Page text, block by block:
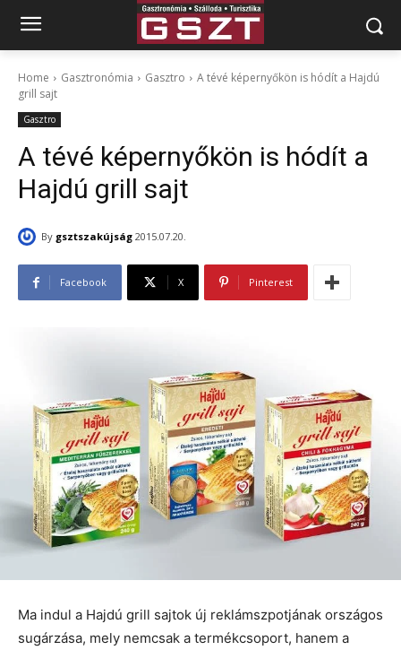
Home Gasztronómia Gasztro
A tévé képernyőkön is hódít a Hajdú
grill sajt
Gasztro
A tévé képernyőkön is hódít a
Hajdú grill sajt
By gsztszakújság 2015.07.20.
Facebook X Pinterest
Ma indul a Hajdú grill sajtok új reklámszpotjának országos
sugárzása, mely nemcsak a termékcsoport, hanem a